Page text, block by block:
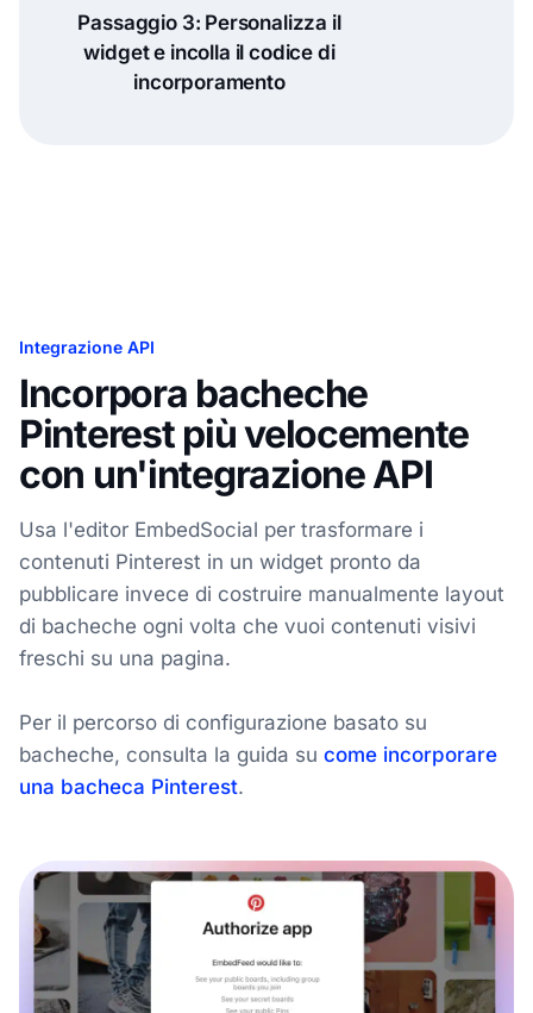
Passaggio 3: Personalizza il
widget e incolla il codice di
incorporamento
Integrazione API
Incorpora bacheche
Pinterest più velocemente
con un'integrazione API
Usa l'editor EmbedSocial per trasformare i
contenuti Pinterest in un widget pronto da
pubblicare invece di costruire manualmente layout
di bacheche ogni volta che vuoi contenuti visivi
freschi su una pagina.
Per il percorso di configurazione basato su
bacheche, consulta la guida su come incorporare
una bacheca Pinterest.